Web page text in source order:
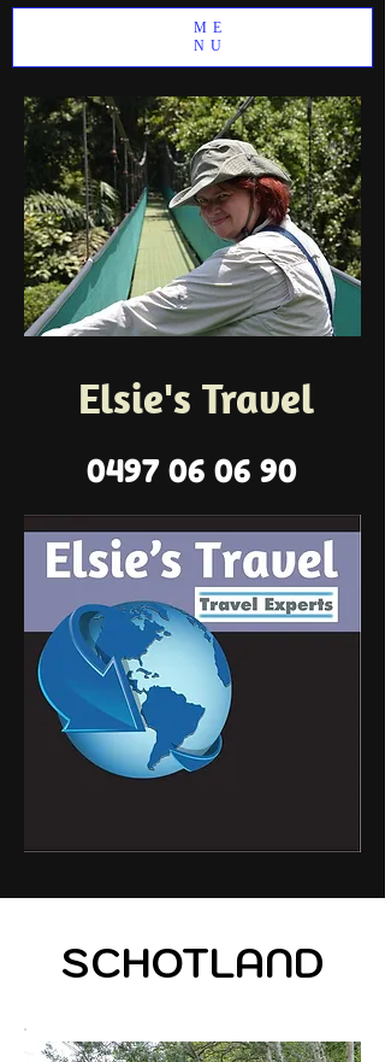
ME
NU
Elsie's Travel
0497 06 06 90
SCHOTLAND